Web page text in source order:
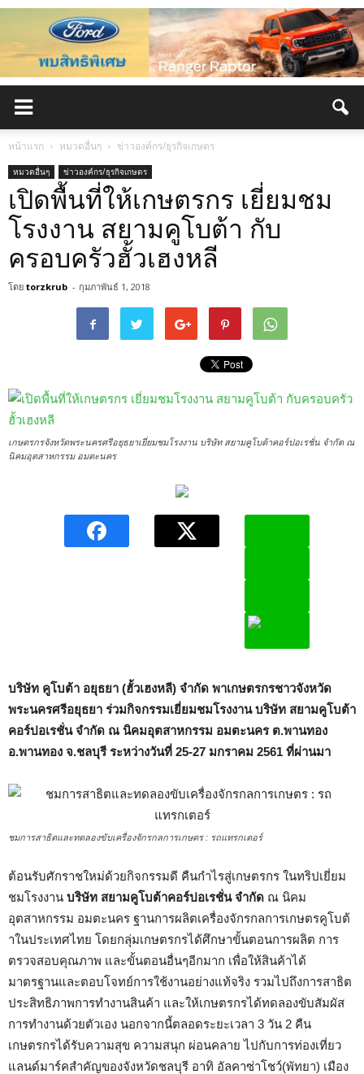
หน้าแรก หมวดอื่นๆ ข่าวองค์กร/ธุรกิจเกษตร
หมวดอื่นๆ ข่าวองค์กร/ธุรกิจเกษตร
เปิดพื้นที่ให้เกษตรกร เยี่ยมชม
โรงงาน สยามคูโบต้า กับ
ครอบครัวฮั้วเฮงหลี
โดย torzkrub - กุมภาพันธ์ 1, 2018
เกษตรกรจังหวัดพระนครศรีอยุธยาเยี่ยมชมโรงงาน บริษัท สยามคูโบต้าคอร์ปอเรชั่น จำกัด ณ
นิคมอุตสาหกรรม อมตะนคร
บริษัท คูโบต้า อยุธยา (ฮั้วเฮงหลี) จำกัด พาเกษตรกรชาวจังหวัด
พระนครศรีอยุธยา ร่วมกิจกรรมเยี่ยมชมโรงงาน บริษัท สยามคูโบต้า
คอร์ปอเรชั่น จำกัด ณ นิคมอุตสาหกรรม อมตะนคร ต.พานทอง
อ.พานทอง จ.ชลบุรี ระหว่างวันที่ 25-27 มกราคม 2561 ที่ผ่านมา
ชมการสาธิตและทดลองขับเครื่องจักรกลการเกษตร : รถแทรกเตอร์
ต้อนรับศักราชใหม่ด้วยกิจกรรมดี คืนกำไรสู่เกษตรกร ในทริปเยี่ยม
ชมโรงงาน บริษัท สยามคูโบต้าคอร์ปอเรชั่น จำกัด ณ นิคม
อุตสาหกรรม อมตะนคร ฐานการผลิตเครื่องจักรกลการเกษตรคูโบต้
าในประเทศไทย โดยกลุ่มเกษตรกรได้ศึกษาขั้นตอนการผลิต การ
ตรวจสอบคุณภาพ และขั้นตอนอื่นๆอีกมาก เพื่อให้สินค้าได้
มาตรฐานและตอบโจทย์การใช้งานอย่างแท้จริง รวมไปถึงการสาธิต
ประสิทธิภาพการทำงานสินค้า และให้เกษตรกรได้ทดลองขับสัมผัส
การทำงานด้วยตัวเอง นอกจากนี้ตลอดระยะเวลา 3 วัน 2 คืน
เกษตรกรได้รับความสุข ความสนุก ผ่อนคลาย ไปกับการท่องเที่ยว
แลนด์มาร์คสำคัญของจังหวัดชลบุรี อาทิ อัลคาซ่าโชว์(พัทยา) เมือง